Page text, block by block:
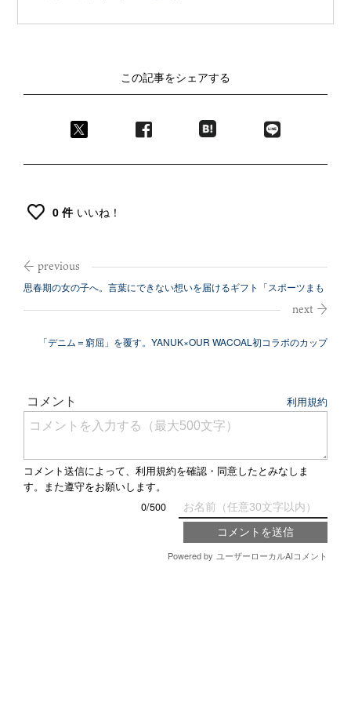
この記事をシェアする
0 件 いいね！
思春期の女の子へ。言葉にできない想いを届けるギフト「スポーツまも
「デニム＝窮屈」を覆す。YANUK×OUR WACOAL初コラボのカップ